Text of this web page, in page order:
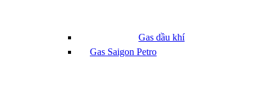
Gas dầu khí
Gas Saigon Petro